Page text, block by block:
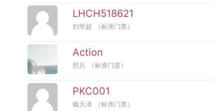
LHCH518621
刘华超 （标准门票）
Action
邢兵 （标准门票）
PKC001
戴天泽 （标准门票）